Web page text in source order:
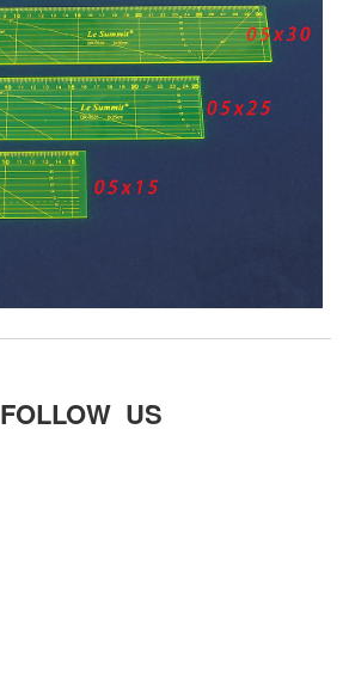
FOLLOW US